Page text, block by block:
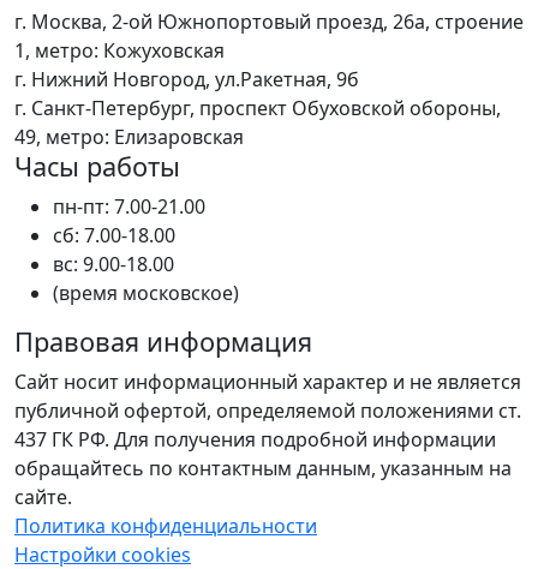
г. Москва, 2-ой Южнопортовый проезд, 26а, строение
1, метро: Кожуховская
г. Нижний Новгород, ул.Ракетная, 9б
г. Санкт-Петербург, проспект Обуховской обороны,
49, метро: Елизаровская
Часы работы
пн-пт: 7.00-21.00
сб: 7.00-18.00
вс: 9.00-18.00
(время московское)
Правовая информация
Сайт носит информационный характер и не является
публичной офертой, определяемой положениями ст.
437 ГК РФ. Для получения подробной информации
обращайтесь по контактным данным, указанным на
сайте.
Политика конфиденциальности
Настройки cookies